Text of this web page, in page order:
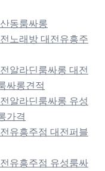
동룸싸롱
노래방 대전유흥주
알라딘룸싸롱 대전
싸롱견적
알라딘룸싸롱 유성
가격
유흥주점 대전퍼블
유흥주점 유성룸싸